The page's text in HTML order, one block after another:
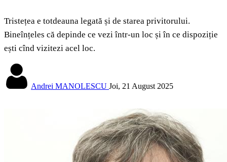
Tristețea e totdeauna legată și de starea privitorului.
Bineînțeles că depinde ce vezi într-un loc și în ce dispoziție
ești cînd vizitezi acel loc.
Andrei MANOLESCU Joi, 21 August 2025